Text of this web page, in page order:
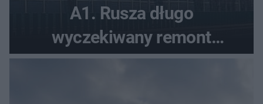
A1. Rusza długo
wyczekiwany remont
autostrady